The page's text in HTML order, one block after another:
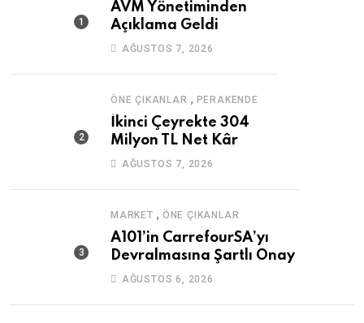
AVM Yönetiminden
Açıklama Geldi
AĞUSTOS 7, 2026
ÖNE ÇIKANLAR , PERAKENDE
İkinci Çeyrekte 304
Milyon TL Net Kâr
AĞUSTOS 7, 2026
MARKET , ÖNE ÇIKANLAR
A101’in CarrefourSA’yı
Devralmasına Şartlı Onay
AĞUSTOS 6, 2026